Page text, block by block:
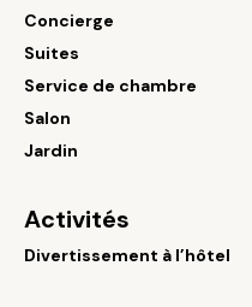
Concierge
Suites
Service de chambre
Salon
Jardin
Activités
Divertissement à l’hôtel